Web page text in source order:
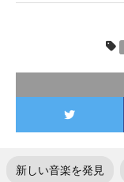
新しい音楽を発見